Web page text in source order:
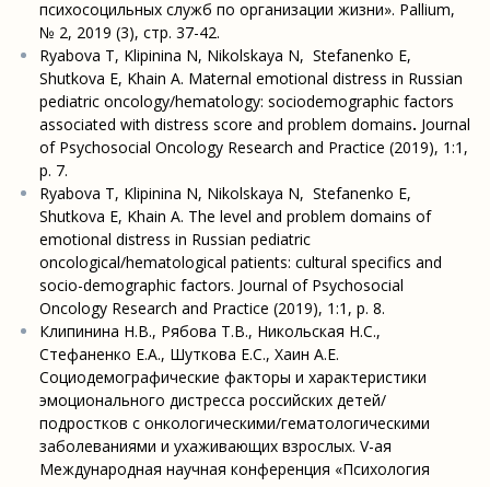
психосоцильных служб по организации жизни». Pallium,
№ 2, 2019 (3), стр. 37-42.
Ryabova T, Klipinina N, Nikolskaya N, Stefanenko E,
Shutkova E, Khain A. Maternal emotional distress in Russian
pediatric oncology/hematology: sociodemographic factors
associated with distress score and problem domains. Journal
of Psychosocial Oncology Research and Practice (2019), 1:1,
p. 7.
Ryabova T, Klipinina N, Nikolskaya N, Stefanenko E,
Shutkova E, Khain A. The level and problem domains of
emotional distress in Russian pediatric
oncological/hematological patients: cultural specifics and
socio-demographic factors. Journal of Psychosocial
Oncology Research and Practice (2019), 1:1, p. 8.
Клипинина Н.В., Рябова Т.В., Никольская Н.С.,
Стефаненко Е.А., Шуткова Е.С., Хаин А.Е.
Социодемографические факторы и характеристики
эмоционального дистресса российских детей/
подростков с онкологическими/гематологическими
заболеваниями и ухаживающих взрослых. V-ая
Международная научная конференция «Психология